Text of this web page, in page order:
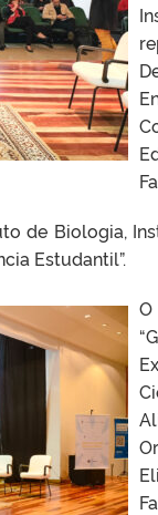
de Biologia,
Estudantil”.